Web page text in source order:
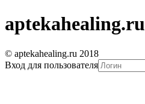
aptekahealing.ru
© aptekahealing.ru 2018
Вход для пользователя